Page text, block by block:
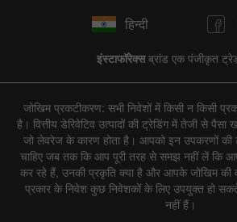
हिन्दी
इंस्टाफॉरेक्सब्रांड एक पंजीकृत
जोखिम प्रकटीकरण: सभी निवेशों में किसी न किसी
है। वित्तीय डेरिवेटिव उत्पादों की ट्रेडिंग में तेजी से पैसा
जो लेवरेज के कारण होता है। आपको इन उपकरणों की
चाहिए जब तक कि आप पूरी तरह से समझ नहीं लें कि
कर रहे हैं, उनकी प्रकृति क्या है और आपके जोखिम की
प्रकार के निवेश कुछ निवेशकों के लिए उपयुक्त हो
नहीं हैं।